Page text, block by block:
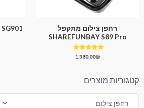
רחפן צילום מתקפל
SHAREFUNBAY S89 Pro
דורג
1,380.00₪
קטגוריות מוצרים